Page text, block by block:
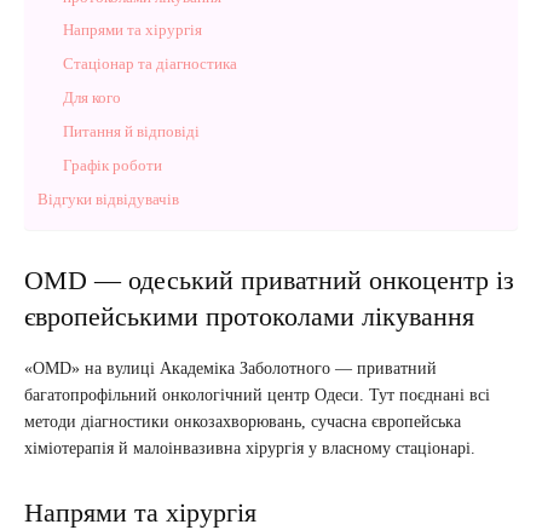
Напрями та хірургія
Стаціонар та діагностика
Для кого
Питання й відповіді
Графік роботи
Відгуки відвідувачів
OMD — одеський приватний онкоцентр із
європейськими протоколами лікування
«OMD» на вулиці Академіка Заболотного — приватний
багатопрофільний онкологічний центр Одеси. Тут поєднані всі
методи діагностики онкозахворювань, сучасна європейська
хіміотерапія й малоінвазивна хірургія у власному стаціонарі.
Напрями та хірургія